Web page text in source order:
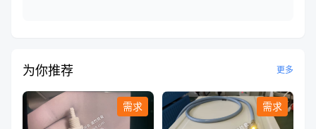
为你推荐 更多
需求 需求